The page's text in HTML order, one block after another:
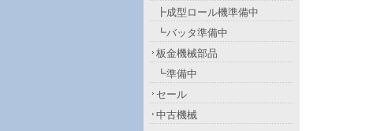
┣成型ロール機準備中
┗バッタ準備中
板金機械部品
┗準備中
セール
中古機械